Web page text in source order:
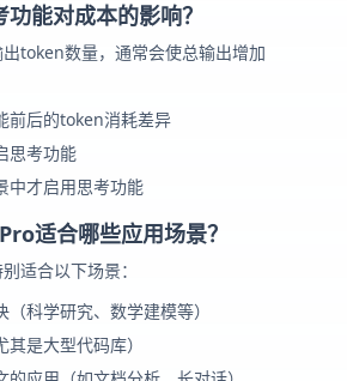
能对成本的影响？
token数量，通常会使总输出增加
前后的token消耗差异
思考功能
中才启用思考功能
适合哪些应用场景？
适合以下场景：
科学研究、数学建模等）
是大型代码库）